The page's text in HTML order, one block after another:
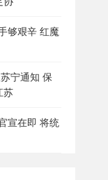
够艰辛 红魔
宁通知 保
苏
宣在即 将统